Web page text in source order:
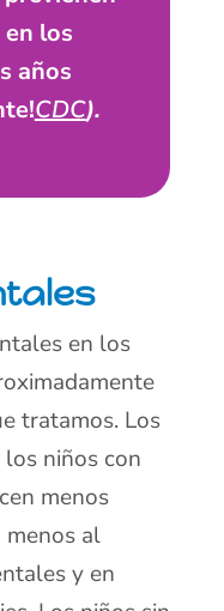
los
años
CDC).
en los
tratamos. Los
niños con
menos
al
y en